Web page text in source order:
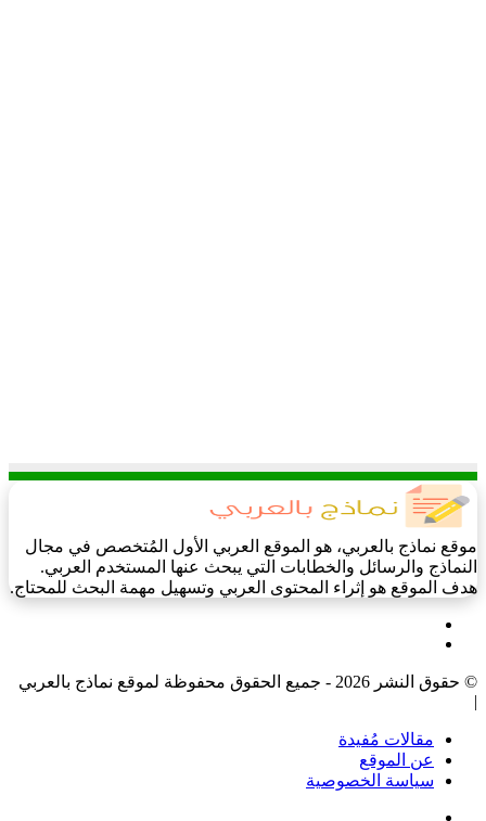
موقع نماذج بالعربي، هو الموقع العربي الأول المُتخصص في مجال
النماذج والرسائل والخطابات التي يبحث عنها المستخدم العربي.
هدف الموقع هو إثراء المحتوى العربي وتسهيل مهمة البحث للمحتاج.
© حقوق النشر 2026 - جميع الحقوق محفوظة لموقع نماذج بالعربي
|
مقالات مُفيدة
عن الموقع
سياسة الخصوصية